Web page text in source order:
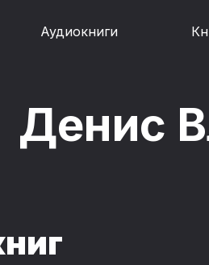
Аудиокниги
Денис